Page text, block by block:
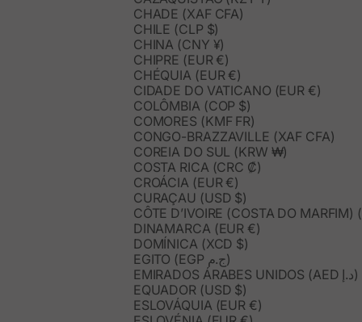
CHADE (XAF CFA)
CHILE (CLP $)
CHINA (CNY ¥)
CHIPRE (EUR €)
CHÉQUIA (EUR €)
CIDADE DO VATICANO (EUR €)
COLÔMBIA (COP $)
COMORES (KMF FR)
CONGO-BRAZZAVILLE (XAF CFA)
COREIA DO SUL (KRW ₩)
COSTA RICA (CRC ₡)
CROÁCIA (EUR €)
CURAÇAU (USD $)
CÔTE D’IVOIRE (COSTA DO MARFIM)
DINAMARCA (EUR €)
DOMÍNICA (XCD $)
EGITO (EGP ج.م)
EMIRADOS ÁRABES UNIDOS (AED د.إ)
EQUADOR (USD $)
ESLOVÁQUIA (EUR €)